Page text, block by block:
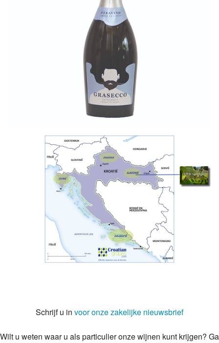
Schrijf u in voor onze zakelijke nieuwsbrief
Wilt u weten waar u als particulier onze wijnen kunt krijgen? Ga